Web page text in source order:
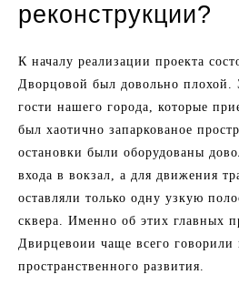
реконструкции?
К началу реализации проекта
Дворцовой был довольно плохой.
гости нашего города, которые
был хаотично запаркованое
остановки были оборудованы
входа в вокзал, а для движения
оставляли только одну узкую
сквера. Именно об этих главных
Двирцевоии чаще всего говорили
пространственного развития.